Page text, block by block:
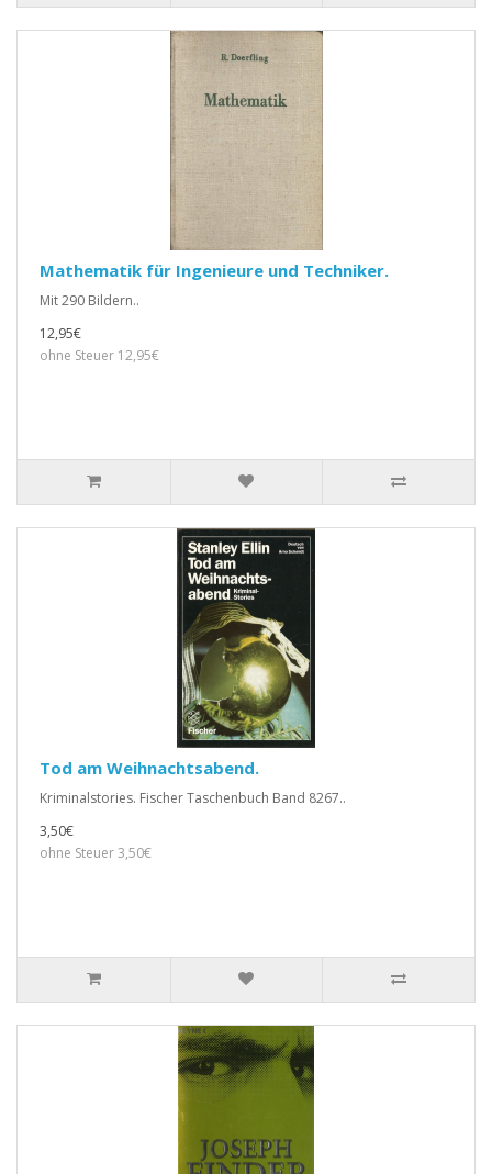
Mathematik für Ingenieure und Techniker.
Mit 290 Bildern..
12,95€
ohne Steuer 12,95€
Tod am Weihnachtsabend.
Kriminalstories. Fischer Taschenbuch Band 8267..
3,50€
ohne Steuer 3,50€